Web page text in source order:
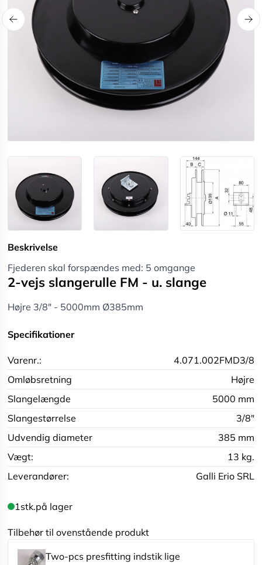
Beskrivelse
Fjederen skal forspændes med: 5 omgange
2-vejs slangerulle FM - u. slange
Højre 3/8" - 5000mm Ø385mm
Specifikationer
Varenr.:
4.071.002FMD3/8
Omløbsretning
Højre
Slangelængde
5000 mm
Slangestørrelse
3/8"
Udvendig diameter
385 mm
Vægt:
13 kg.
Leverandører:
Galli Erio SRL
1stk.på lager
Tilbehør til ovenstående produkt
Two-pcs presfitting indstik lige